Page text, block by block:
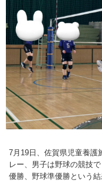
7月19日、佐賀県児童養護
レー、男子は野球の競技
優勝、野球準優勝という